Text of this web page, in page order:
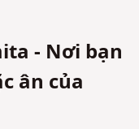
- Nơi bạn
ân của